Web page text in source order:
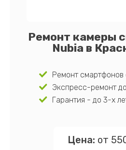
Ремонт камеры
Nubia в
Ремонт смартфонов
Экспресс-ремонт
Гарантия - до 3-х
Цена: от